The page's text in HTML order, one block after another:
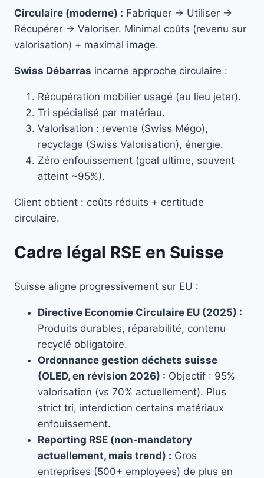
Circulaire (moderne) : Fabriquer → Utiliser →
Récupérer → Valoriser. Minimal coûts (revenu sur
valorisation) + maximal image.
Swiss Débarras incarne approche circulaire :
Récupération mobilier usagé (au lieu jeter).
Tri spécialisé par matériau.
Valorisation : revente (Swiss Mégo),
recyclage (Swiss Valorisation), énergie.
Zéro enfouissement (goal ultime, souvent
atteint ~95%).
Client obtient : coûts réduits + certitude
circulaire.
Cadre légal RSE en Suisse
Suisse aligne progressivement sur EU :
Directive Economie Circulaire EU (2025) :
Produits durables, réparabilité, contenu
recyclé obligatoire.
Ordonnance gestion déchets suisse
(OLED, en révision 2026) : Objectif : 95%
valorisation (vs 70% actuellement). Plus
strict tri, interdiction certains matériaux
enfouissement.
Reporting RSE (non-mandatory
actuellement, mais trend) : Gros
entreprises (500+ employees) de plus en